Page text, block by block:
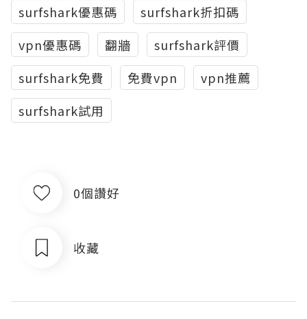
surfshark優惠碼
surfshark折扣碼
vpn優惠碼
翻牆
surfshark評價
surfshark免費
免費vpn
vpn推薦
surfshark試用
0個讚好
收藏